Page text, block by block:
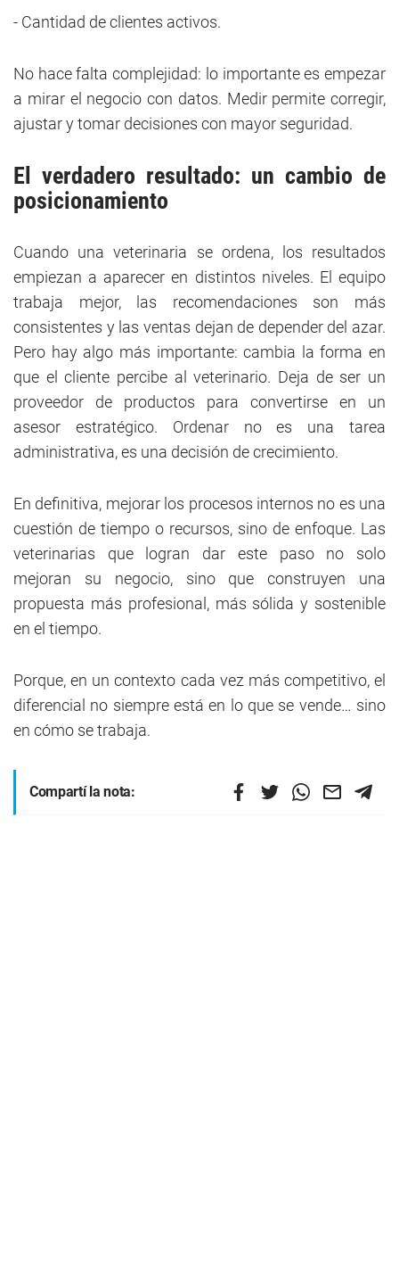
- Cantidad de clientes activos.
No hace falta complejidad: lo importante es empezar
a mirar el negocio con datos. Medir permite corregir,
ajustar y tomar decisiones con mayor seguridad.
El verdadero resultado: un cambio de
posicionamiento
Cuando una veterinaria se ordena, los resultados
empiezan a aparecer en distintos niveles. El equipo
trabaja mejor, las recomendaciones son más
consistentes y las ventas dejan de depender del azar.
Pero hay algo más importante: cambia la forma en
que el cliente percibe al veterinario. Deja de ser un
proveedor de productos para convertirse en un
asesor estratégico. Ordenar no es una tarea
administrativa, es una decisión de crecimiento.
En definitiva, mejorar los procesos internos no es una
cuestión de tiempo o recursos, sino de enfoque. Las
veterinarias que logran dar este paso no solo
mejoran su negocio, sino que construyen una
propuesta más profesional, más sólida y sostenible
en el tiempo.
Porque, en un contexto cada vez más competitivo, el
diferencial no siempre está en lo que se vende… sino
en cómo se trabaja.
Compartí la nota: